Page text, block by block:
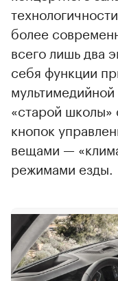
более
всего лишь два
себя функции
«старой школы»
кнопок
вещами —
режимами езды.